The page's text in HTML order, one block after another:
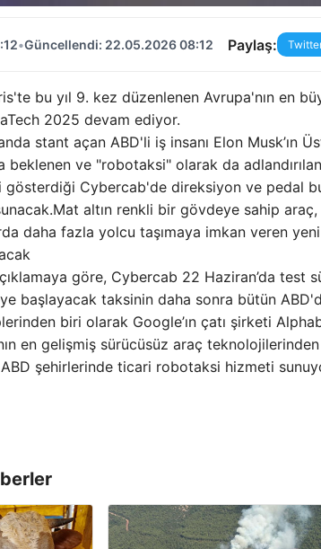
•Güncellendi: 22.05.2026 08:12 Paylaş:
bu yıl 9. kez düzenlenen Avrupa'nın en
2025 devam ediyor.
stant açan ABD'li iş insanı Elon Musk’ın
beklenen ve "robotaksi" olarak da
gösterdiği Cybercab'de direksiyon ve pedal
altın renkli bir gövdeye sahip
daha fazla yolcu taşımaya imkan veren
göre, Cybercab 22 Haziran’da
başlayacak taksinin daha sonra bütün
biri olarak Google’ın çatı şirketi
en gelişmiş sürücüsüz araç
şehirlerinde ticari robotaksi hizmeti